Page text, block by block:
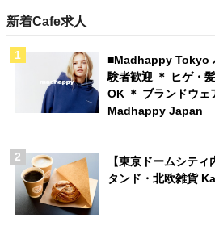
新着Cafe求人
■Madhappy Tokyo
験者歓迎 ＊ ヒゲ・
OK ＊ ブランドウェ
Madhappy Japan
【東京ドームシテ
タンド・北欧雑貨